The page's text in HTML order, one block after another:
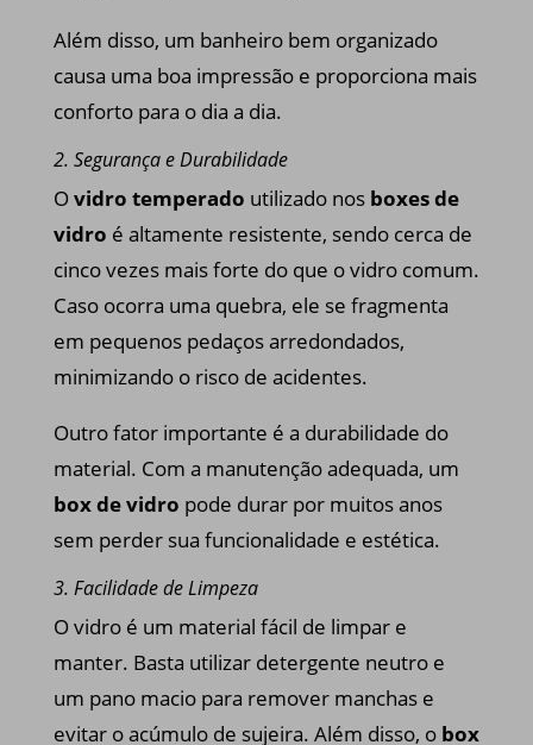
Além disso, um banheiro bem organizado
causa uma boa impressão e proporciona mais
conforto para o dia a dia.
2. Segurança e Durabilidade
Ovidro temperado utilizado nos boxes de
vidro é altamente resistente, sendo cerca de
cinco vezes mais forte do que o vidro comum.
Caso ocorra uma quebra, ele se fragmenta
em pequenos pedaços arredondados,
minimizando o risco de acidentes.
Outro fator importante é a durabilidade do
material. Com a manutenção adequada, um
box de vidro pode durar por muitos anos
sem perder sua funcionalidade e estética.
3. Facilidade de Limpeza
O vidro é um material fácil de limpar e
manter. Basta utilizar detergente neutro e
um pano macio para remover manchas e
evitar o acúmulo de sujeira. Além disso, o box